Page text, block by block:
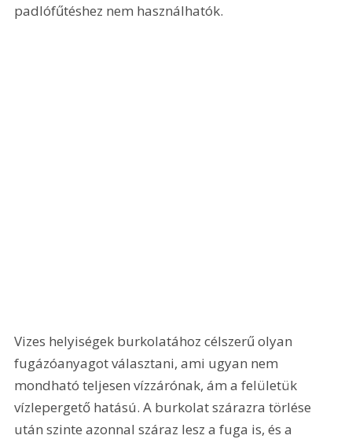
padlófűtéshez nem használhatók.
Vizes helyiségek burkolatához célszerű olyan
fugázóanyagot választani, ami ugyan nem
mondható teljesen vízzárónak, ám a felületük
vízlepergető hatású. A burkolat szárazra törlése
után szinte azonnal száraz lesz a fuga is, és a